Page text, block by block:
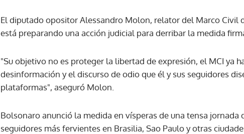
El diputado opositor Alessandro Molon, relator del Marco Civil
está preparando una acción judicial para derribar la medida
"Su objetivo no es proteger la libertad de expresión, el MCI ya
desinformación y el discurso de odio que él y sus seguidores
plataformas", aseguró Molon.
Bolsonaro anunció la medida en vísperas de una tensa
seguidores más fervientes en Brasilia, Sao Paulo y otras